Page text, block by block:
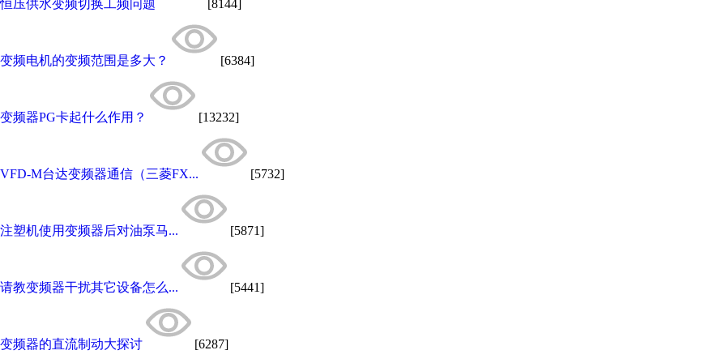
恒压供水变频切换工频问题 [8144]
变频电机的变频范围是多大？ [6384]
变频器PG卡起什么作用？ [13232]
VFD-M台达变频器通信（三菱FX... [5732]
注塑机使用变频器后对油泵马... [5871]
请教变频器干扰其它设备怎么... [5441]
变频器的直流制动大探讨 [6287]